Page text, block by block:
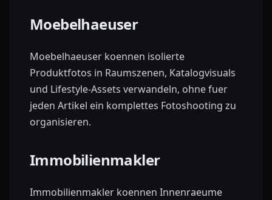
Moebelhaeuser
Moebelhaeuser koennen isolierte
Produktfotos in Raumszenen, Katalogvisuals
und Lifestyle-Assets verwandeln, ohne fuer
jeden Artikel ein komplettes Fotoshooting zu
organisieren.
Immobilienmakler
Immobilienmakler koennen Innenraeume